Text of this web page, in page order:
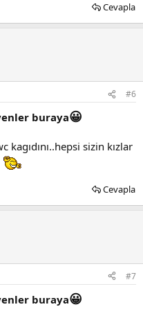
Cevapla
#6
buraya😀
kagıdını..hepsi sizin kızlar
Cevapla
#7
buraya😀